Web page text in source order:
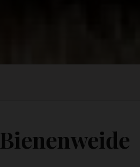
Bienenweide